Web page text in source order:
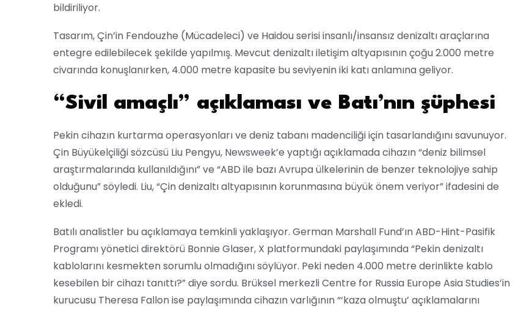
bildiriliyor.
Tasarım, Çin’in Fendouzhe (Mücadeleci) ve Haidou serisi insanlı/insansız denizaltı araçlarına
entegre edilebilecek şekilde yapılmış. Mevcut denizaltı iletişim altyapısının çoğu 2.000 metre
civarında konuşlanırken, 4.000 metre kapasite bu seviyenin iki katı anlamına geliyor.
“Sivil amaçlı” açıklaması ve Batı’nın şüphesi
Pekin cihazın kurtarma operasyonları ve deniz tabanı madenciliği için tasarlandığını savunuyor.
Çin Büyükelçiliği sözcüsü Liu Pengyu, Newsweek’e yaptığı açıklamada cihazın “deniz bilimsel
araştırmalarında kullanıldığını” ve “ABD ile bazı Avrupa ülkelerinin de benzer teknolojiye sahip
olduğunu” söyledi. Liu, “Çin denizaltı altyapısının korunmasına büyük önem veriyor” ifadesini de
ekledi.
Batılı analistler bu açıklamaya temkinli yaklaşıyor. German Marshall Fund’ın ABD-Hint-Pasifik
Programı yönetici direktörü Bonnie Glaser, X platformundaki paylaşımında “Pekin denizaltı
kablolarını kesmekten sorumlu olmadığını söylüyor. Peki neden 4.000 metre derinlikte kablo
kesebilen bir cihazı tanıttı?” diye sordu. Brüksel merkezli Centre for Russia Europe Asia Studies’in
kurucusu Theresa Fallon ise paylaşımında cihazın varlığının “‘kaza olmuştu’ açıklamalarını